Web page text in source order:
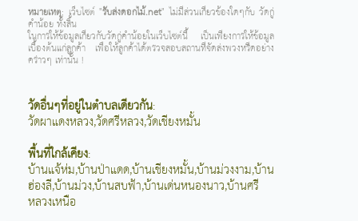
หมายเหตุ: เว็บไซต์ "รับส่งดอกไม้.net" ไม่มีส่วนเกี่ยวข้องใดๆกับ วัดกู่
คำน้อย ทั้งสิ้น
ในการให้ข้อมูลเกี่ยวกับวัดกู่คำน้อยในเว็บไซต์นี้ เป็นเพียงการให้ข้อมูล
เบื้องต้นแก่ลูกค้า เพื่อให้ลูกค้าได้ตรวจสอบสถานที่จัดส่งพวงหรีดอย่าง
คร่าวๆ เท่านั้น !
วัดอื่นๆที่อยู่ในตำบลเดียวกัน:
วัดผาแดงหลวง,วัดศรีหลวง,วัดเชียงหมั้น
พื้นที่ใกล้เคียง:
บ้านแจ้ห่ม,บ้านป่าแดด,บ้านเชียงหมั้น,บ้านม่วงงาม,บ้าน
ฮ่องลี,บ้านม่วง,บ้านสบฟ้า,บ้านเด่นหนองนาว,บ้านศรี
หลวงเหนือ